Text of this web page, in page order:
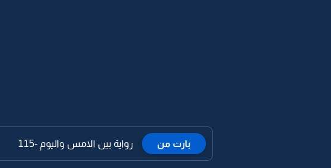
بارت من رواية بين الامس واليوم -115